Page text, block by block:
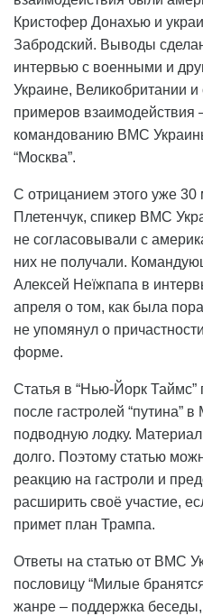
Кристофер Донахью и
Забродский. Выводы
интервью с военными и
Украине, Великобритании
примеров
командованию ВМС
“Москва”.
С отрицанием этого уже
Плетенчук, спикер ВМС
не согласовывали с
них не получали.
Алексей Неїжпапа в
апреля о том, как была
не упомянул о
форме.
Статья в “Нью-Йорк Таймс”
после гастролей “путина”
подводную лодку.
долго. Поэтому статью
реакцию на гастроли и
расширить своё участие,
примет план Трампа.
Ответы на статью от ВМС
пословицу “Милые
жанре – поддержка